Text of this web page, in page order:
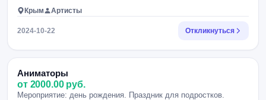
Крым Артисты
2024-10-22 Откликнуться
Аниматоры
от 2000.00 руб.
Мероприятие: день рождения. Праздник для подростков.